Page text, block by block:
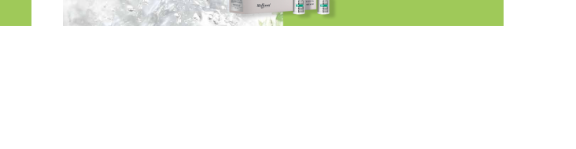
Mediter всегда был моим фаворитом. Он даёт быстрое и мощное
восстановление волос, дарит им живой блеск, улучшает структуру,